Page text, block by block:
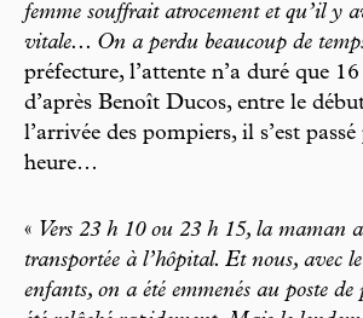
femme souffrait atrocement et qu’il y
vitale... On a perdu beaucoup de
préfecture, l’attente n’a duré que
d’après Benoît Ducos, entre le
l’arrivée des pompiers, il s’est passé
heure…
« Vers 23 h 10 ou 23 h 15, la maman
transportée à l’hôpital. Et nous, avec
enfants, on a été emmenés au poste